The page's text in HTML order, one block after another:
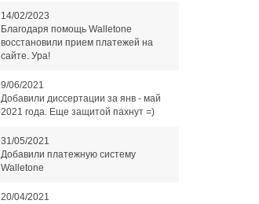
14/02/2023
Благодаря помощь Walletone
восстановили прием платежей на
сайте. Ура!
9/06/2021
Добавили диссертации за янв - май
2021 года. Еще защитой пахнут =)
31/05/2021
Добавили платежную систему
Walletone
20/04/2021